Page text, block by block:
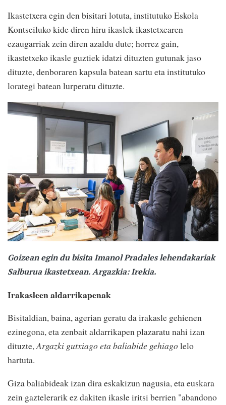
Ikastetxera egin den bisitari lotuta, institutuko Eskola
Kontseiluko kide diren hiru ikaslek ikastetxearen
ezaugarriak zein diren azaldu dute; horrez gain,
ikastetxeko ikasle guztiek idatzi dituzten gutunak jaso
dituzte, denboraren kapsula batean sartu eta institutuko
lorategi batean lurperatu dituzte.
Goizean egin du bisita Imanol Pradales lehendakariak
Salburua ikastetxean. Argazkia: Irekia.
Irakasleen aldarrikapenak
Bisitaldian, baina, agerian geratu da irakasle gehienen
ezinegona, eta zenbait aldarrikapen plazaratu nahi izan
dituzte,Argazki gutxiago eta baliabide gehiagolelo
hartuta.
Giza baliabideak izan dira eskakizun nagusia, eta euskara
zein gaztelerarik ez dakiten ikasle iritsi berrien "abandono